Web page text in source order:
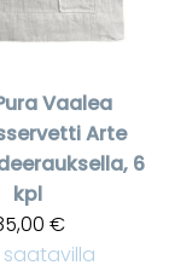
Vaalea
Arte
6
kpl
€
saatavilla